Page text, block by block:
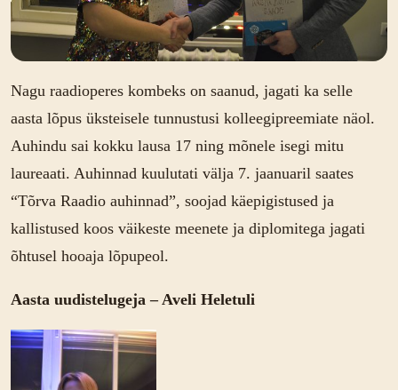
Nagu raadioperes kombeks on saanud, jagati ka selle
aasta lõpus üksteisele tunnustusi kolleegipreemiate näol.
Auhindu sai kokku lausa 17 ning mõnele isegi mitu
laureaati. Auhinnad kuulutati välja 7. jaanuaril saates
“Tõrva Raadio auhinnad”, soojad käepigistused ja
kallistused koos väikeste meenete ja diplomitega jagati
õhtusel hooaja lõpupeol.
Aasta uudistelugeja – Aveli Heletuli